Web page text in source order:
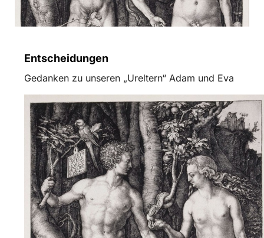
Entscheidungen
Gedanken zu unseren „Ureltern“ Adam und Eva